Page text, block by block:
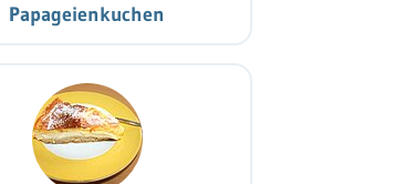
Papageienkuchen